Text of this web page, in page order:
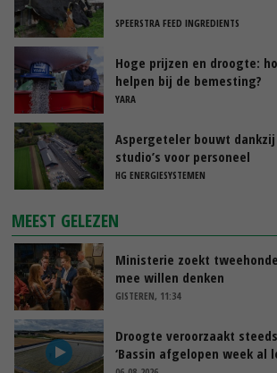
SPEERSTRA FEED INGREDIENTS
Hoge prijzen en droogte:
helpen bij de bemesting?
YARA
Aspergeteler bouwt
studio’s voor personeel
HG ENERGIESYSTEMEN
MEEST GELEZEN
Ministerie zoekt
mee willen denken
GISTEREN, 11:34
Droogte veroorzaakt
‘Bassin afgelopen week al